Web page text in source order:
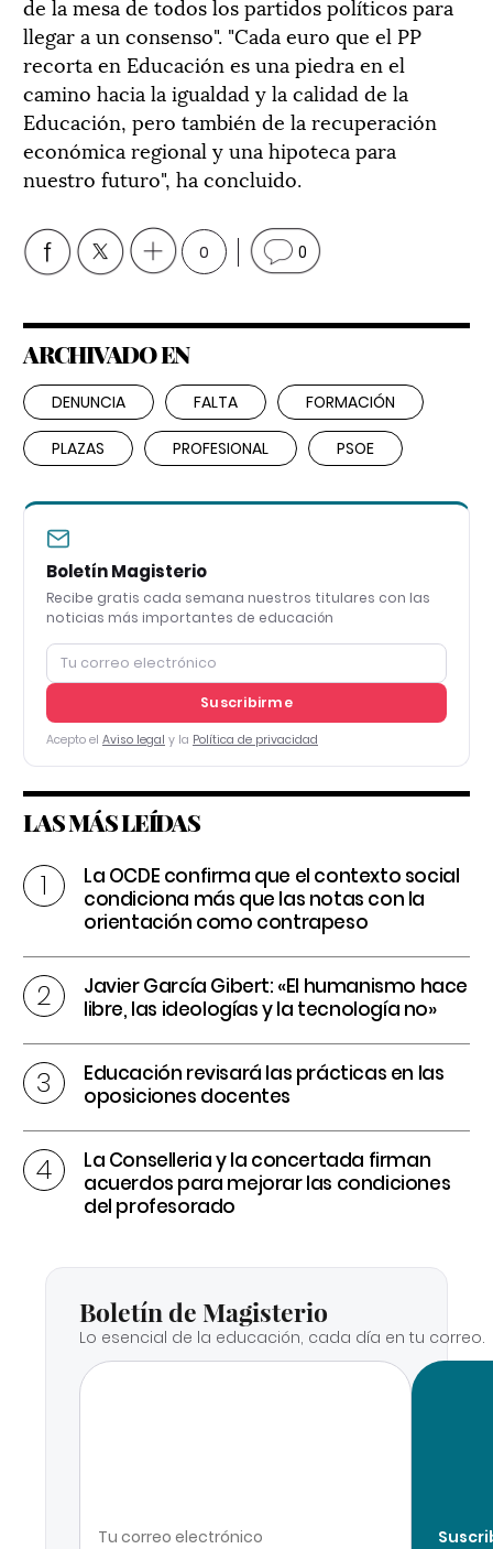
de la mesa de todos los partidos políticos para
llegar a un consenso". "Cada euro que el PP
recorta en Educación es una piedra en el
camino hacia la igualdad y la calidad de la
Educación, pero también de la recuperación
económica regional y una hipoteca para
nuestro futuro", ha concluido.
0 0
ARCHIVADO EN
DENUNCIA FALTA FORMACIÓN
PLAZAS PROFESIONAL PSOE
Boletín Magisterio
Recibe gratis cada semana nuestros titulares con las
noticias más importantes de educación
Suscribirme
Acepto el Aviso legal y la Política de privacidad
LAS MÁS LEÍDAS
La OCDE confirma que el contexto social
condiciona más que las notas con la
orientación como contrapeso
Javier García Gibert: «El humanismo hace
libre, las ideologías y la tecnología no»
Educación revisará las prácticas en las
oposiciones docentes
La Conselleria y la concertada firman
acuerdos para mejorar las condiciones
del profesorado
Boletín de Magisterio
Lo esencial de la educación, cada día en tu correo.